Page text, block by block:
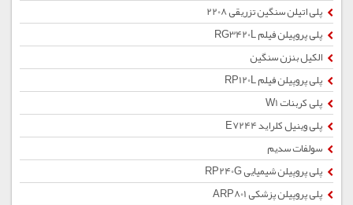
پلی اتیلن سنگین تزریقی 2208
پلی پروپیلن فیلم RG3420L
الکیل بنزن سنگین
پلی پروپیلن فیلم RP120L
پلی کربنات W1
پلی وینیل کلراید E7244
سولفات سدیم
پلی پروپیلن شیمیایی RP240G
پلی پروپیلن پزشکی ARP801